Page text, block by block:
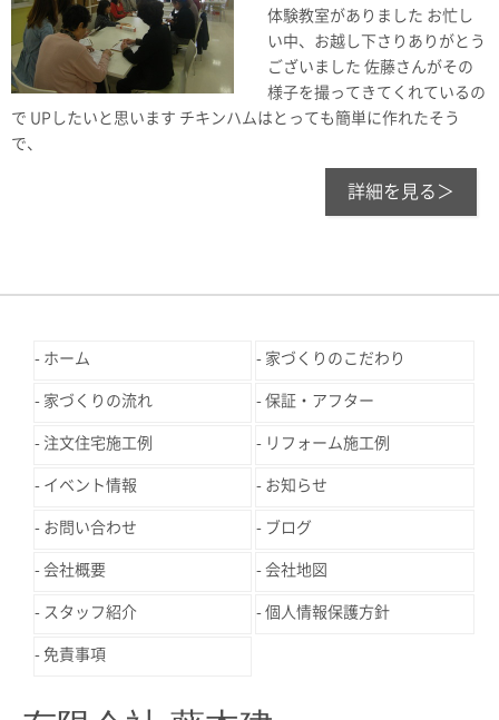
体験教室がありました お忙し
い中、お越し下さりありがとう
ございました 佐藤さんがその
様子を撮ってきてくれているの
で UPしたいと思います チキンハムはとっても簡単に作れたそう
で、
詳細を見る＞
ホーム 家づくりのこだわり
家づくりの流れ 保証・アフター
注文住宅施工例 リフォーム施工例
イベント情報 お知らせ
お問い合わせ ブログ
会社概要 会社地図
スタッフ紹介 個人情報保護方針
免責事項